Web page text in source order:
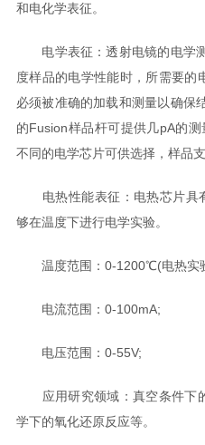
和电化学表征。
电学表征：透射电镜的电学测
度样品的电学性能时，所需要的
必须被准确的加载和测量以确保
的Fusion样品杆可提供几pA的
不同的电学芯片可供选择，样品
电热性能表征：电热芯片具
够在温度下进行电学实验。
温度范围：0-1200℃(电热实
电流范围：0-100mA;
电压范围：0-55V;
应用研究领域：真空条件下
学下的氧化还原反应等。